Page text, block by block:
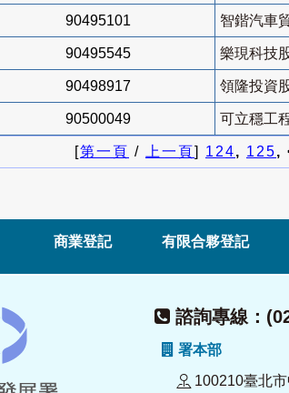
90495101 智鍇汽車
90495545 樂現科技
90498917 領隆投資
90500049 可立穩工
[第一頁 / 上一頁] 124, 125,
商業登記 有限合夥登記
諮詢專線：
署本部
100210臺北